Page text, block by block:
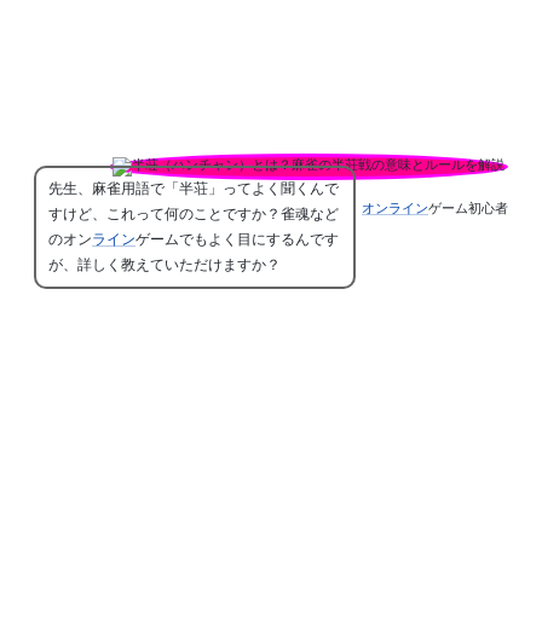
オンラインゲーム初心者
先生、麻雀用語で「半荘」ってよく聞くんで
すけど、これって何のことですか？雀魂など
のオンラインゲームでもよく目にするんです
が、詳しく教えていただけますか？